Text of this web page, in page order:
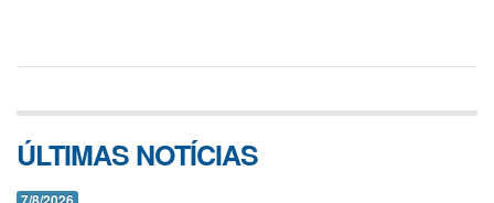
ÚLTIMAS NOTÍCIAS